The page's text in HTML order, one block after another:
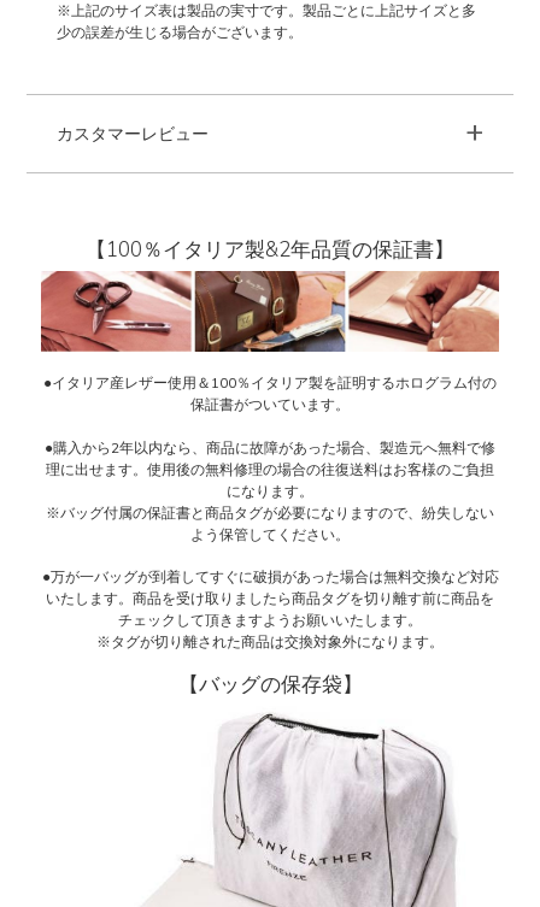
※上記のサイズ表は製品の実寸です。製品ごとに上記サイズと多
少の誤差が生じる場合がございます。
カスタマーレビュー +
【100％イタリア製&2年品質の保証書】
●イタリア産レザー使用＆100％イタリア製を証明するホログラム付の
保証書がついています。
●購入から2年以内なら、商品に故障があった場合、製造元へ無料で修
理に出せます。使用後の無料修理の場合の往復送料はお客様のご負担
になります。
※バッグ付属の保証書と商品タグが必要になりますので、紛失しない
よう保管してください。
●万が一バッグが到着してすぐに破損があった場合は無料交換など対応
いたします。商品を受け取りましたら商品タグを切り離す前に商品を
チェックして頂きますようお願いいたします。
※タグが切り離された商品は交換対象外になります。
【バッグの保存袋】